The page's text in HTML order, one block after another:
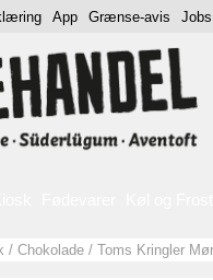
/ Chokolade / Toms Kringler
App Grænse-avis Jobs